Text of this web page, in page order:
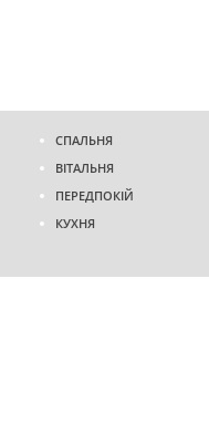
СПАЛЬНЯ
ВІТАЛЬНЯ
ПЕРЕДПОКІЙ
КУХНЯ